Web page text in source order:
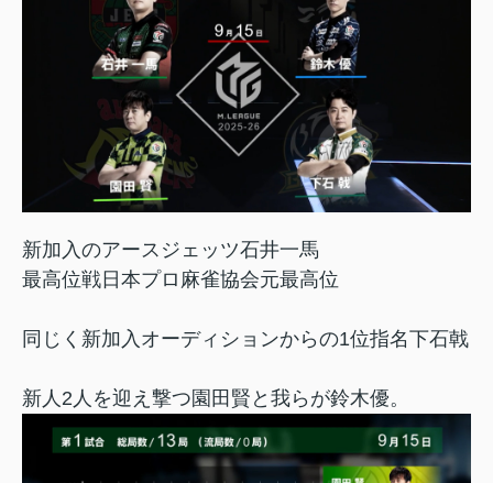
新加入のアースジェッツ石井一馬
最高位戦日本プロ麻雀協会元最高位
同じく新加入オーディションからの1位指名下石戟
新人2人を迎え撃つ園田賢と我らが鈴木優。